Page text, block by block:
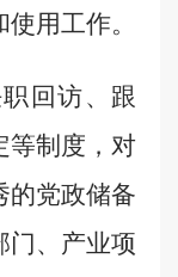
使用工作。
回访、跟
等制度，对
的党政储备
门、产业项